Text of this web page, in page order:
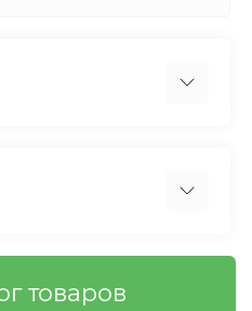
товаров